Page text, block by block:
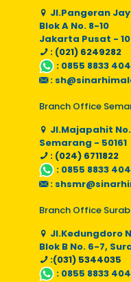
Jl.Pangeran
Blok A No. 8-10
Jakarta Pusat -
: (021) 6249282
: 0855 8833 404
:
Branch Office
Jl.Majapahit No.
Semarang - 50161
: (024) 6711822
: 0855 8833 404
:
Branch Office
Jl.Kedungdoro
Blok B No. 6-7,
:(031) 5344035
: 0855 8833 404